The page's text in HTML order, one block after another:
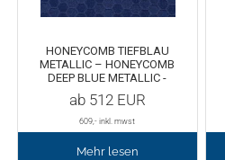
Chemica Holograflex
Chemica Upperflok
Ausstattung für Taschen
Werkzeugtasche
HONEYCOMB TIEFBLAU
METALLIC – HONEYCOMB
DEEP BLUE METALLIC -
ORACAL 975HC-192
ab 512 EUR
609 ,- inkl. mwst
Mehr lesen